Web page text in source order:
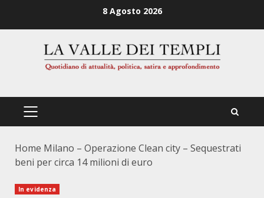
8 Agosto 2026
PRIMÄRES
Home Milano – Operazione Clean city – Sequestrati
beni per circa 14 milioni di euro
In evidenza